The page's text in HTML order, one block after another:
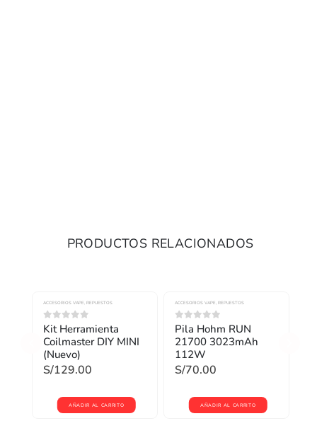
PRODUCTOS RELACIONADOS
ACCESORIOS VAPE, REPUESTOS
0out of 5
Kit Herramienta
Coilmaster DIY MINI
(Nuevo)
S/129.00
AÑADIR AL CARRITO
ACCESORIOS VAPE, REPUESTOS
0out of 5
Pila Hohm RUN
21700 3023mAh
112W
S/70.00
AÑADIR AL CARRITO